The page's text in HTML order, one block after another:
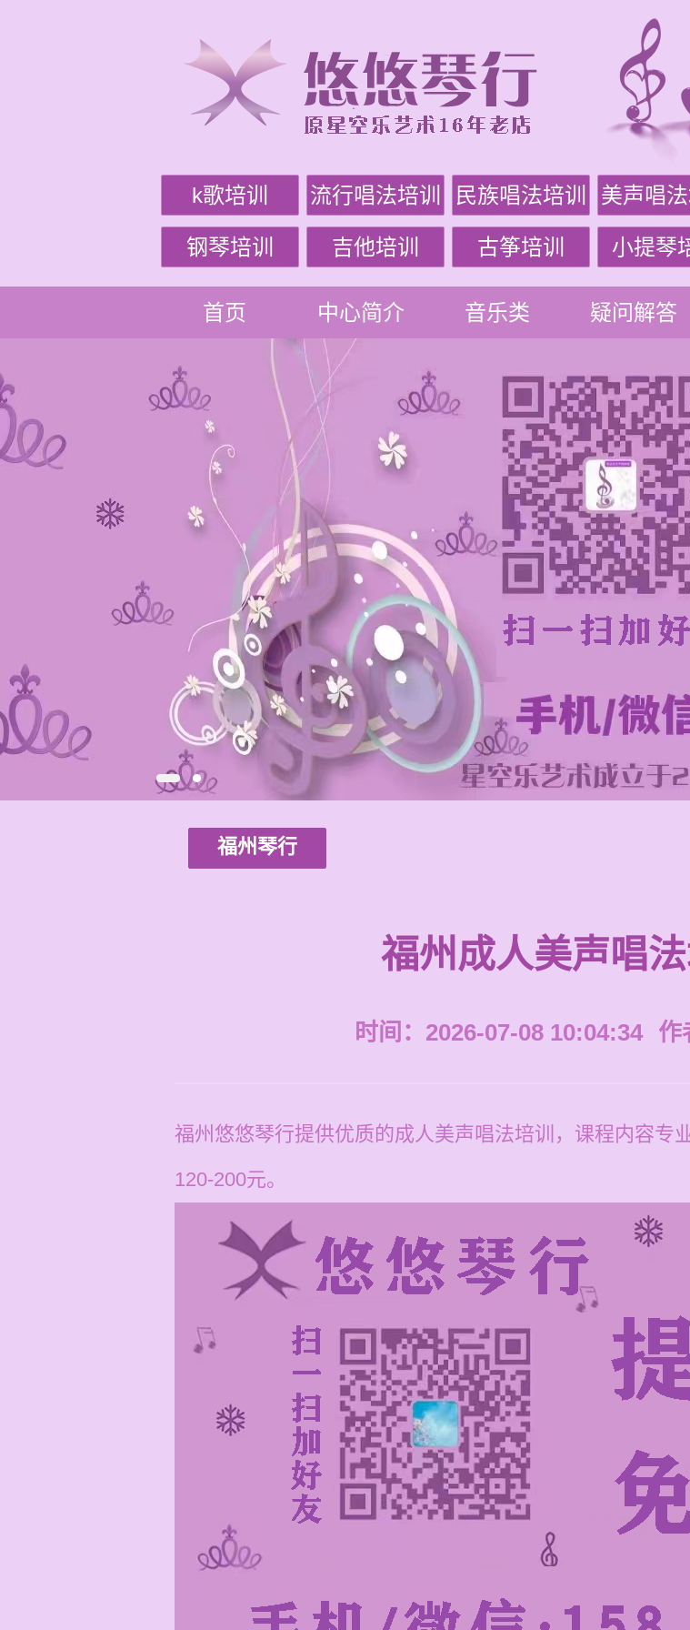
k歌培训 流行唱法培训 民族唱法培训 美声唱法
钢琴培训 吉他培训 古筝培训 小提琴
首页 中心简介 音乐类 疑问解答
福州琴行
福州成人美声唱
时间：2026-07-08 10:04:34 作
福州悠悠琴行提供优质的成人美声唱法培训，课程内容专
120-200元。